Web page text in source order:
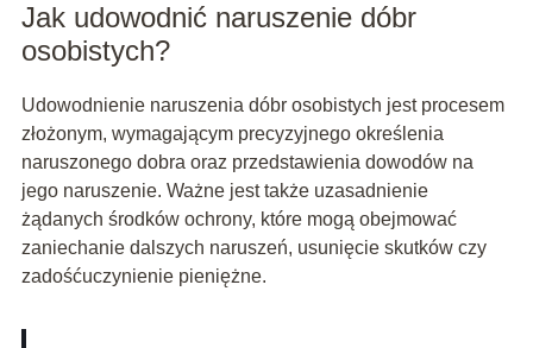
Jak udowodnić naruszenie dóbr
osobistych?
Udowodnienie naruszenia dóbr osobistych jest procesem
złożonym, wymagającym precyzyjnego określenia
naruszonego dobra oraz przedstawienia dowodów na
jego naruszenie. Ważne jest także uzasadnienie
żądanych środków ochrony, które mogą obejmować
zaniechanie dalszych naruszeń, usunięcie skutków czy
zadośćuczynienie pieniężne.